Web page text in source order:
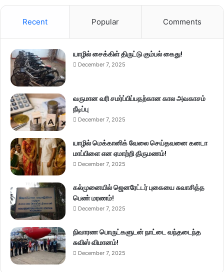
Recent Popular Comments
யாழில் சைக்கிள் திருட்டு கும்பல் கைது!
December 7, 2025
வருமான வரி சமர்ப்பிப்பதற்கான கால அவகாசம்
நீடிப்பு
December 7, 2025
யாழில் மெக்கானிக் வேலை செய்தவனை கனடா
மாப்பிளை என ஏமாற்றி திருமணம்!
December 7, 2025
கல்முனையில் ஜெனரேட்டர் புகையை சுவாசித்த
பெண் மரணம்!
December 7, 2025
நிவாரண பொருட்களுடன் நாட்டை வந்தடைந்த
சுவிஸ் விமானம்!
December 7, 2025